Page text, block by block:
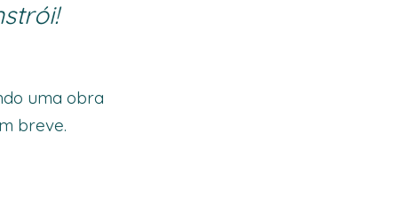
uma obra
breve.